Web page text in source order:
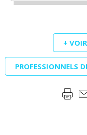
+
PROFESSIONNELS